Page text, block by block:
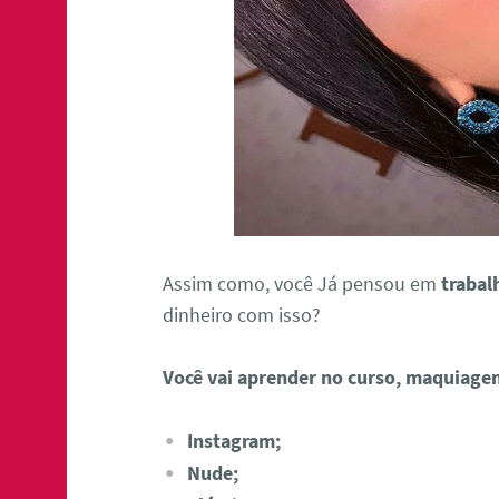
Assim como, você Já pensou em
dinheiro com isso?
Você vai aprender no curso,
Instagram;
Nude;